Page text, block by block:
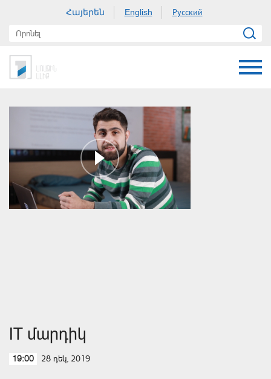
Հայերեն English Русский
IT մարդիկ
19:00 28 դեկ, 2019